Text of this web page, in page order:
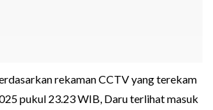
rekaman CCTV yang terekam
pukul 23.23 WIB, Daru terlihat masuk